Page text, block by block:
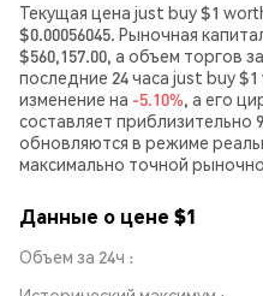
Текущая цена just buy $1
$0.00056045. Рыночная
$560,157.00, а объем торгов
последние 24 часа just buy
изменение на -5.10%, а его
составляет приблизительно
обновляются в режиме
максимально точной
Данные о цене $1
Объем за 24ч